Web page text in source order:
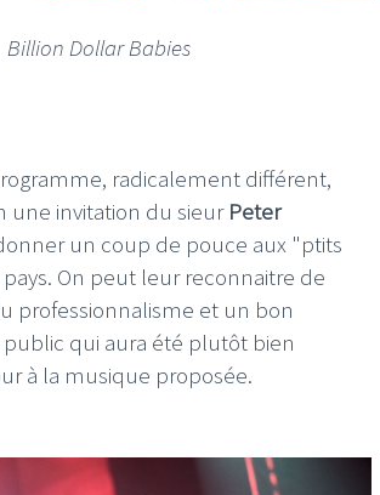
Billion Dollar Babies
radicalement différent,
une invitation du sieur Peter
un coup de pouce aux "ptits
On peut leur reconnaitre de
professionnalisme et un bon
qui aura été plutôt bien
à la musique proposée.